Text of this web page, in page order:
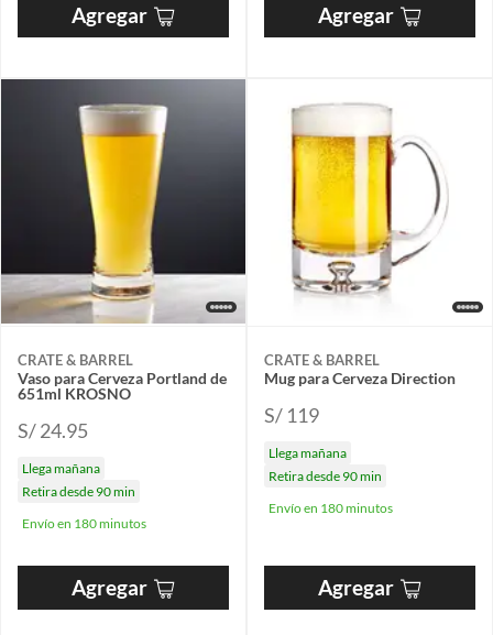
Agregar Agregar
CRATE & BARREL
Vaso para Cerveza Portland de
651ml KROSNO
S/ 24.95
Llega mañana
Retira desde 90 min
Envío en 180 minutos
Agregar
CRATE & BARREL
Mug para Cerveza Direction
S/ 119
Llega mañana
Retira desde 90 min
Envío en 180 minutos
Agregar